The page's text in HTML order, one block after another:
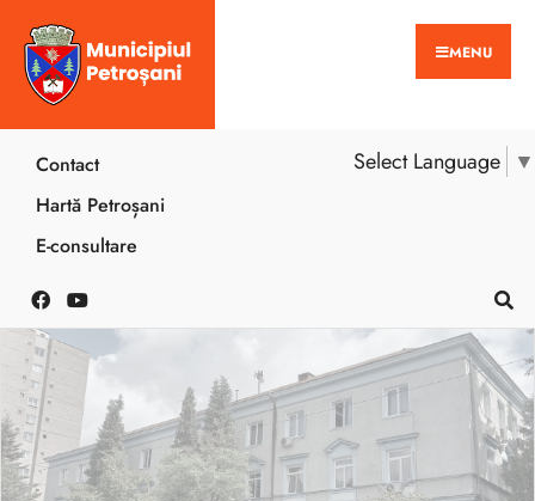
MENU
Select Language ▼
Contact
Hartă Petroșani
E-consultare